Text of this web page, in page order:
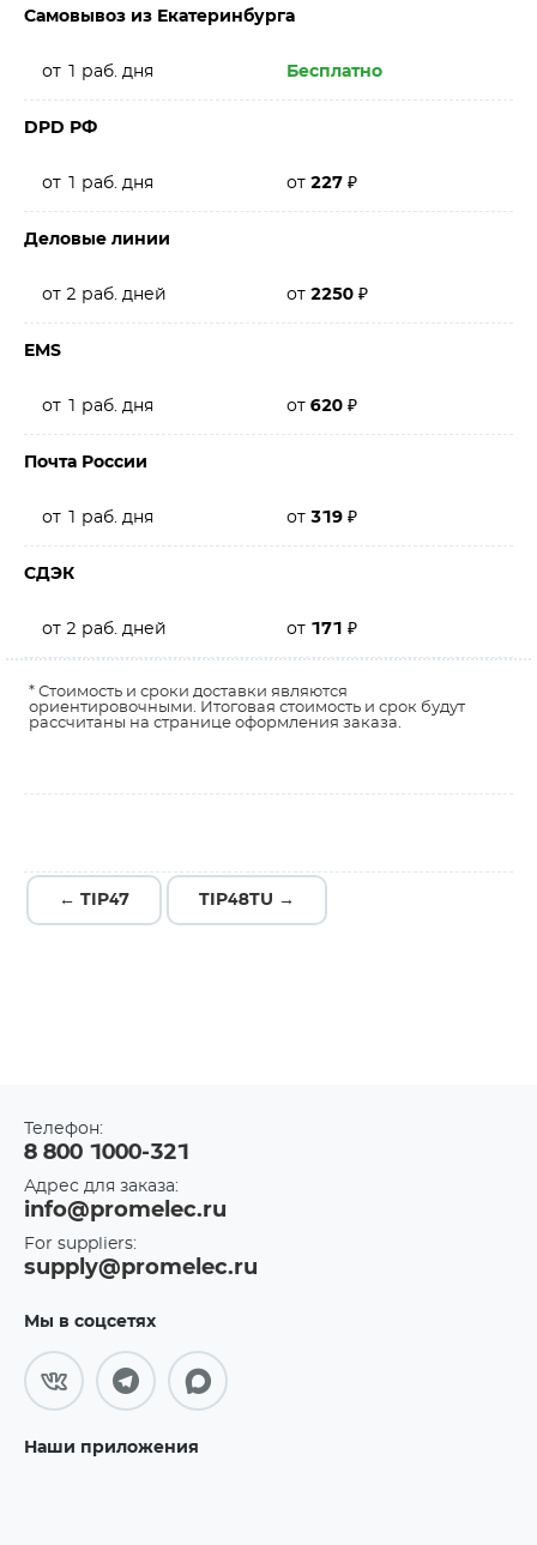
Самовывоз из Екатеринбурга
от 1 раб. дня Бесплатно
DPD РФ
от 1 раб. дня от 227 ₽
Деловые линии
от 2 раб. дней от 2250 ₽
EMS
от 1 раб. дня от 620 ₽
Почта России
от 1 раб. дня от 319 ₽
СДЭК
от 2 раб. дней от 171 ₽
* Стоимость и сроки доставки являются
ориентировочными. Итоговая стоимость и срок будут
рассчитаны на странице оформления заказа.
← TIP47 TIP48TU →
Телефон:
8 800 1000-321
Адрес для заказа:
info@promelec.ru
For suppliers:
supply@promelec.ru
Мы в соцсетях
Наши приложения